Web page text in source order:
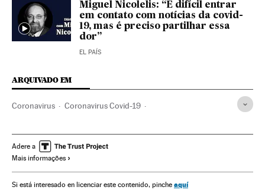
Miguel Nicolelis: “É difícil entrar
em contato com notícias da covid-
19, mas é preciso partilhar essa
dor”
EL PAÍS
ARQUIVADO EM
Coronavirus Coronavirus Covid-19
Assistência sanitária Sociedade
Transmissão doenças
Vacinas Medidas contención Hospitais Saúde pública
Adere a
Mais informações
Si está interesado en licenciar este contenido, pinche aquí